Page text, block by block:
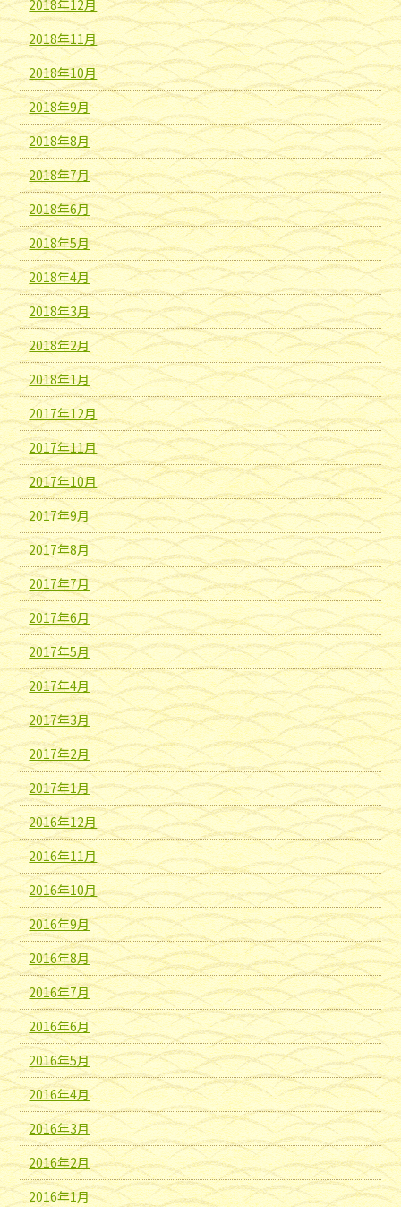
2018年12月
2018年11月
2018年10月
2018年9月
2018年8月
2018年7月
2018年6月
2018年5月
2018年4月
2018年3月
2018年2月
2018年1月
2017年12月
2017年11月
2017年10月
2017年9月
2017年8月
2017年7月
2017年6月
2017年5月
2017年4月
2017年3月
2017年2月
2017年1月
2016年12月
2016年11月
2016年10月
2016年9月
2016年8月
2016年7月
2016年6月
2016年5月
2016年4月
2016年3月
2016年2月
2016年1月